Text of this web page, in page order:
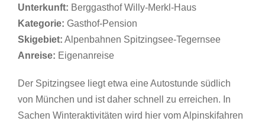
Unterkunft: Berggasthof Willy-Merkl-Haus
Kategorie: Gasthof-Pension
Skigebiet: Alpenbahnen Spitzingsee-Tegernsee
Anreise: Eigenanreise
Der Spitzingsee liegt etwa eine Autostunde südlich
von München und ist daher schnell zu erreichen. In
Sachen Winteraktivitäten wird hier vom Alpinskifahren